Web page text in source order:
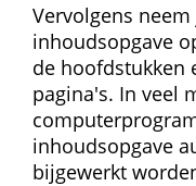
Vervolgens
inhoudsopgave
de hoofdstukken
pagina's. In veel
inhoudsopgave
bijgewerkt